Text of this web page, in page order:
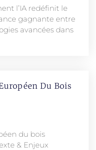
l’IA redéfinit le
gagnante entre
avancées dans
Du Bois
du bois
& Enjeux